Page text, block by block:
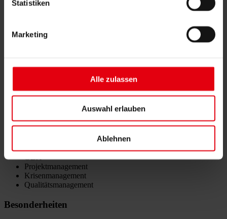
Statistiken
Marketing
Alle zulassen
Auswahl erlauben
Ablehnen
Auftraggeber
Fakten
Bauzeit: 7/2012 – 12/2013
Anzahl der Etagen: 6
Anzahl der Stellplätze: 301
Vermietbare Fläche des Gebäudes: 16.371 m2
Leistungen von DELTA
ÖBA
Projektmanagement
Krisenmanagement
Qualitätsmanagement
Besonderheiten